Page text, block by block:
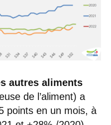
autres aliments
de l’aliment) a
points en un mois, à